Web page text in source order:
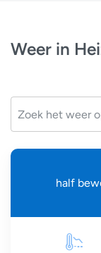
Weer in
half